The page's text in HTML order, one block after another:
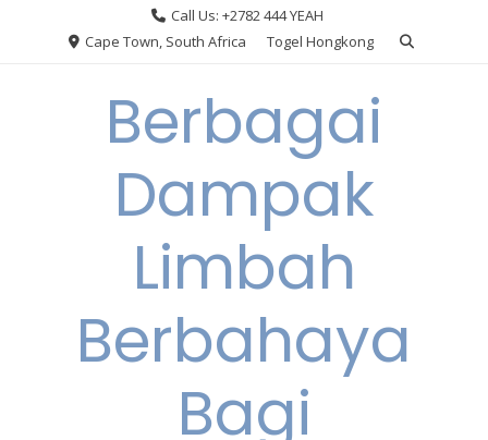
Call Us: +2782 444 YEAH
Cape Town, South Africa
Togel Hongkong
Berbagai
Dampak
Limbah
Berbahaya
Bagi